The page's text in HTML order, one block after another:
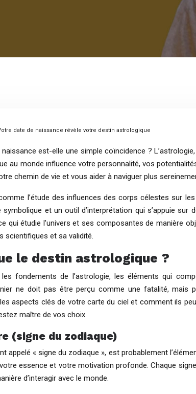
date de naissance révèle votre destin astrologique
est-elle une simple coïncidence ?
au monde influence votre personnalité, vos
chemin de vie et vous aider à naviguer plus
l’étude des influences des corps célestes sur
et un outil d’interprétation qui s’appuie
qui étudie l’univers et ses composantes de manière
scientifiques et sa validité.
le destin astrologique ?
fondements de l’astrologie, les éléments qui
ne doit pas être perçu comme une fatalité,
aspects clés de votre carte du ciel et comment ils
maître de vos choix.
(signe du zodiaque)
appelé « signe du zodiaque », est probablement
essence et votre motivation profonde. Chaque
d’interagir avec le monde.